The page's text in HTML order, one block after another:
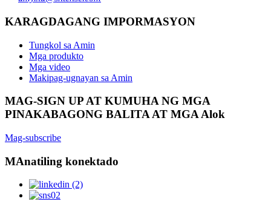
KARAGDAGANG IMPORMASYON
Tungkol sa Amin
Mga produkto
Mga video
Makipag-ugnayan sa Amin
MAG-SIGN UP AT KUMUHA NG MGA
PINAKABAGONG BALITA AT MGA Alok
Mag-subscribe
MAnatiling konektado